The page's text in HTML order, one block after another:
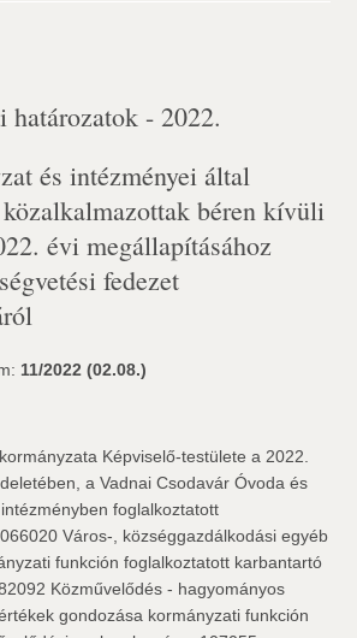
határozatok - 2022.
és intézményei által
béren kívüli
évi megállapításához
fedezet
11/2022 (02.08.)
Képviselő-testülete a 2022.
a Vadnai Csodavár Óvoda és
foglalkoztatott
Város-, községgazdálkodási egyéb
funkción foglalkoztatott karbantartó
Közművelődés - hagyományos
gondozása kormányzati funkción